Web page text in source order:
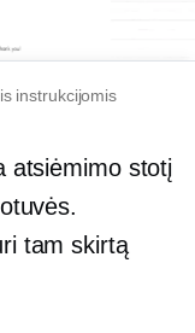
instrukcijomis
atsiėmimo stotį
tam skirtą